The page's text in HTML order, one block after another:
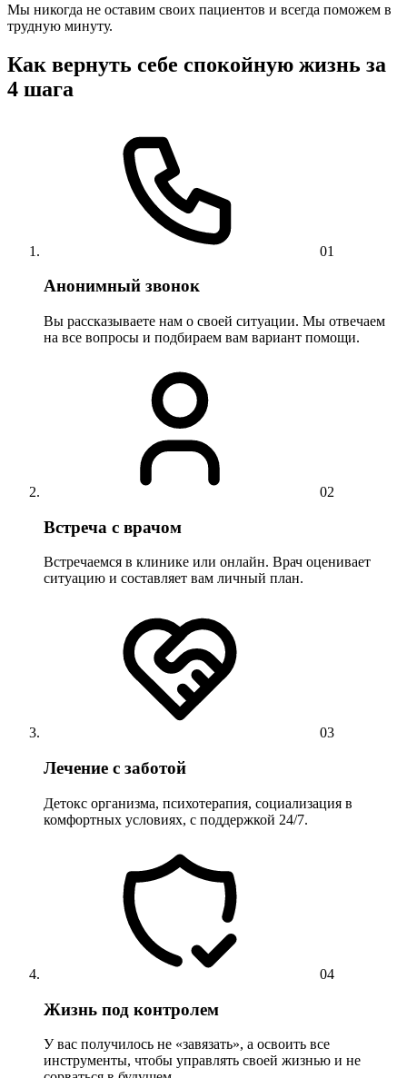
Мы никогда не оставим своих пациентов и всегда поможем в
трудную минуту.
Как вернуть себе спокойную жизнь за
4 шага
01
Анонимный звонок
Вы рассказываете нам о своей ситуации. Мы отвечаем
на все вопросы и подбираем вам вариант помощи.
02
Встреча с врачом
Встречаемся в клинике или онлайн. Врач оценивает
ситуацию и составляет вам личный план.
03
Лечение с заботой
Детокс организма, психотерапия, социализация в
комфортных условиях, с поддержкой 24/7.
04
Жизнь под контролем
У вас получилось не «завязать», а освоить все
инструменты, чтобы управлять своей жизнью и не